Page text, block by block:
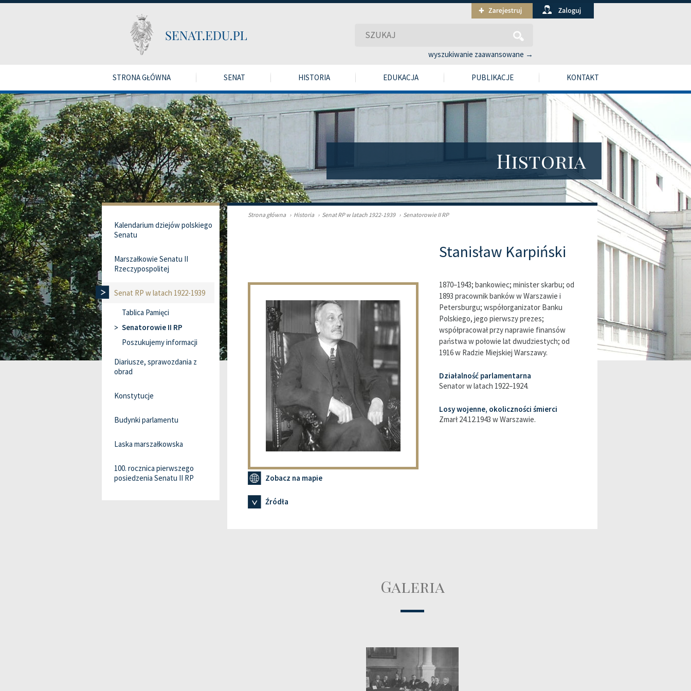
wyszukiwanie zaawansowane →
STRONA GŁÓWNA SENAT HISTORIA EDUKACJA PUBLIKACJE KONTAKT
Historia
Strona główna › Historia › Senat RP w latach 1922-1939 › Senatorowie II RP
Stanisław Karpiński
1870–1943; bankowiec; minister skarbu; od
1893 pracownik banków w Warszawie i
Petersburgu; współorganizator Banku
Polskiego, jego pierwszy prezes;
współpracował przy naprawie finansów
państwa w połowie lat dwudziestych; od
1916 w Radzie Miejskiej Warszawy.
Działalność parlamentarna
Senator w latach 1922–1924.
Losy wojenne, okoliczności śmierci
Zmarł 24.12.1943 w Warszawie.
Zobacz na mapie
Źródła
Galeria
Kalendarium dziejów polskiego
Senatu
Marszałkowie Senatu II
Rzeczypospolitej
Senat RP w latach 1922-1939
Tablica Pamięci
Senatorowie II RP
Poszukujemy informacji
Diariusze, sprawozdania z
obrad
Konstytucje
Budynki parlamentu
Laska marszałkowska
100. rocznica pierwszego
posiedzenia Senatu II RP